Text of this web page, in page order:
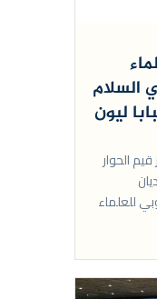
السلام
ليون
الحوار
للعلماء
ليون